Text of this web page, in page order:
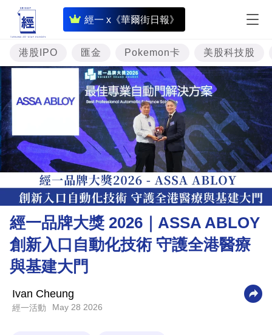
經一 x《華爾街日報》
即
時
財
經
專
題
投
資
樓
市
理
財
商
業
技
港股IPO 匯金 Pokemon卡 美股科技股
經一品牌大獎 2026｜ASSA ABLOY
創新入口自動化技術 守護全港醫療
與基建大門
Ivan Cheung
經一活動 May 28 2026